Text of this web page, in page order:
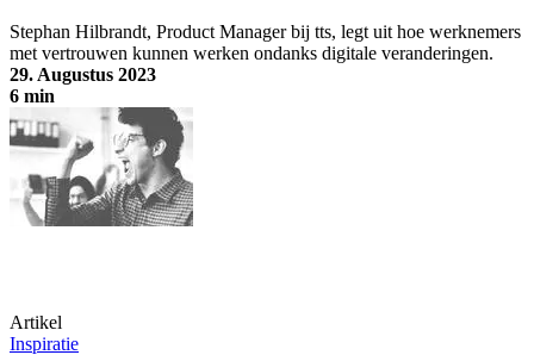
Stephan Hilbrandt, Product Manager bij tts, legt uit hoe werknemers
met vertrouwen kunnen werken ondanks digitale veranderingen.
29. Augustus 2023
6 min
Business guidance - "de absolute must van een goed DAP"
Artikel
Inspiratie